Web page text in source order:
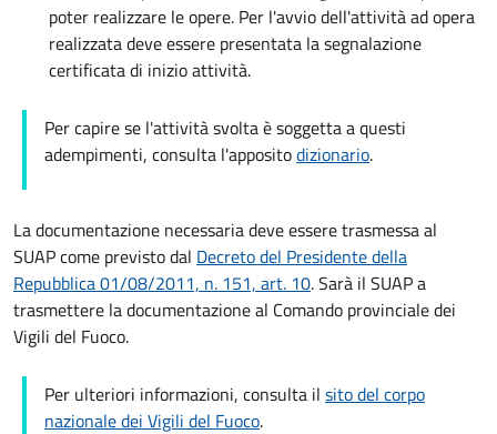
poter realizzare le opere. Per l'avvio dell'attività ad opera
realizzata deve essere presentata la segnalazione
certificata di inizio attività.
Per capire se l'attività svolta è soggetta a questi
adempimenti, consulta l'appositodizionario.
La documentazione necessaria deve essere trasmessa al
SUAP come previsto dal Decreto del Presidente della
Repubblica 01/08/2011, n. 151, art. 10. Sarà il SUAP a
trasmettere la documentazione al Comando provinciale dei
Vigili del Fuoco.
Per ulteriori informazioni, consulta il sito del corpo
nazionale dei Vigili del Fuoco.